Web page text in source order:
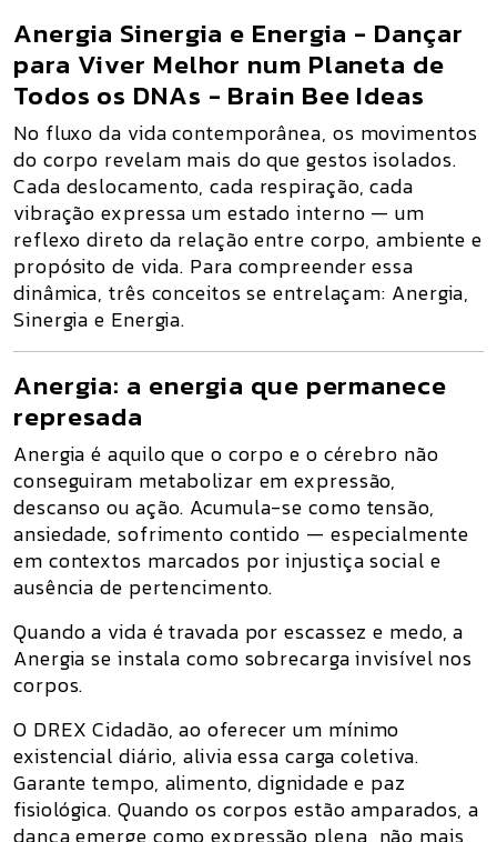
Anergia Sinergia e Energia - Dançar
para Viver Melhor num Planeta de
Todos os DNAs - Brain Bee Ideas
No fluxo da vida contemporânea, os movimentos
do corpo revelam mais do que gestos isolados.
Cada deslocamento, cada respiração, cada
vibração expressa um estado interno — um
reflexo direto da relação entre corpo, ambiente e
propósito de vida. Para compreender essa
dinâmica, três conceitos se entrelaçam: Anergia,
Sinergia e Energia.
Anergia: a energia que permanece
represada
Anergia é aquilo que o corpo e o cérebro não
conseguiram metabolizar em expressão,
descanso ou ação. Acumula-se como tensão,
ansiedade, sofrimento contido — especialmente
em contextos marcados por injustiça social e
ausência de pertencimento.
Quando a vida é travada por escassez e medo, a
Anergia se instala como sobrecarga invisível nos
corpos.
O DREX Cidadão, ao oferecer um mínimo
existencial diário, alivia essa carga coletiva.
Garante tempo, alimento, dignidade e paz
fisiológica. Quando os corpos estão amparados, a
dança emerge como expressão plena, não mais